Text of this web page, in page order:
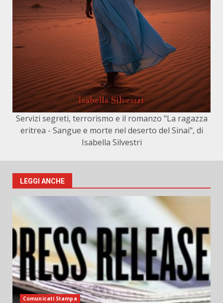
Servizi segreti, terrorismo e il romanzo "La ragazza
eritrea - Sangue e morte nel deserto del Sinai", di
Isabella Silvestri
LEGGI ANCHE
Comunicati Stampa